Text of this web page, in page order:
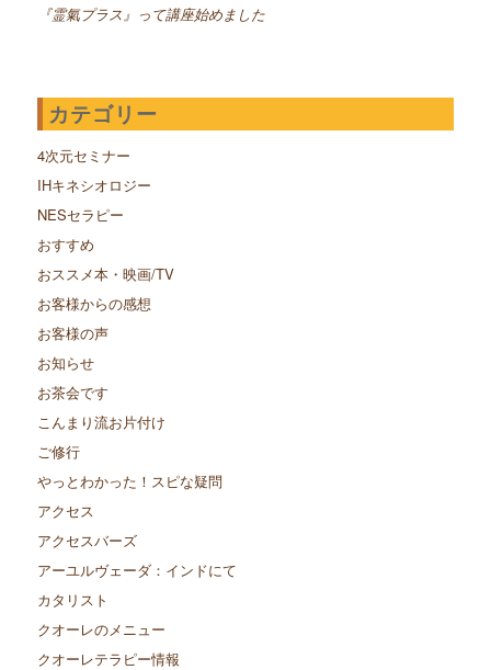
『霊氣プラス』って講座始めました
カテゴリー
4次元セミナー
IHキネシオロジー
NESセラピー
おすすめ
おススメ本・映画/TV
お客様からの感想
お客様の声
お知らせ
お茶会です
こんまり流お片付け
ご修行
やっとわかった！スピな疑問
アクセス
アクセスバーズ
アーユルヴェーダ：インドにて
カタリスト
クオーレのメニュー
クオーレテラピー情報